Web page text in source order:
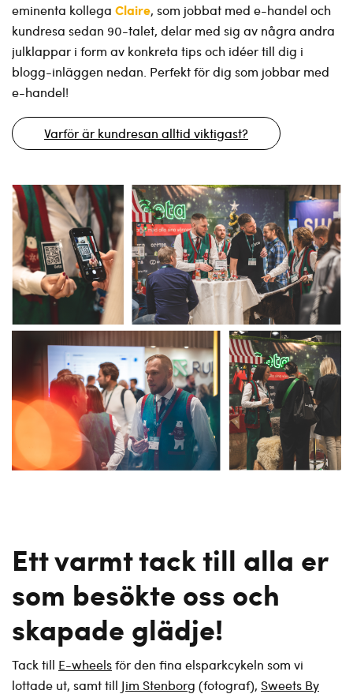
eminenta kollega Claire, som jobbat med e-handel och
kundresa sedan 90-talet, delar med sig av några andra
julklappar i form av konkreta tips och idéer till dig i
blogg-inläggen nedan. Perfekt för dig som jobbar med
e-handel!
Varför är kundresan alltid viktigast?
Ett varmt tack till alla er
som besökte oss och
skapade glädje!
Tack till E-wheelsför den fina elsparkcykeln som vi
lottade ut, samt till Jim Stenborg (fotograf), Sweets By